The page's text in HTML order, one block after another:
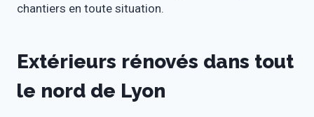
chantiers en toute situation.
Extérieurs rénovés dans tout
le nord de Lyon